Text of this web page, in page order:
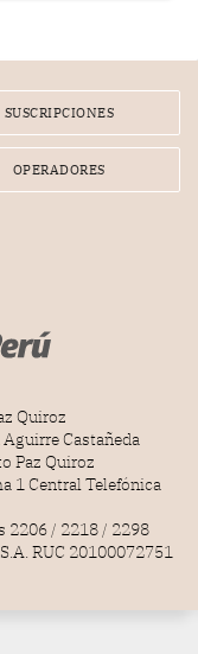
greet con
SUSCRIPCIONES
OPERADORES
Quiroz
Castañeda
Paz Quiroz
1 Central Telefónica
2206 / 2218 / 2298
RUC 20100072751